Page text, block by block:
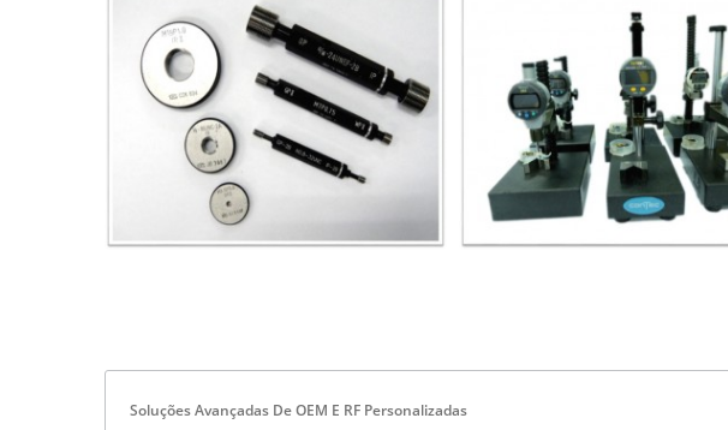
Soluções Avançadas De OEM E RF Personalizadas